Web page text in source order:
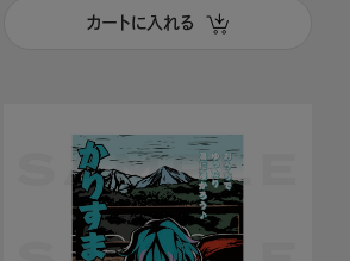
カートに入れる